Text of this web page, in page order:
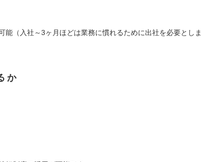
能（入社～3ヶ月ほどは業務に慣れるために出社を必要としま
か